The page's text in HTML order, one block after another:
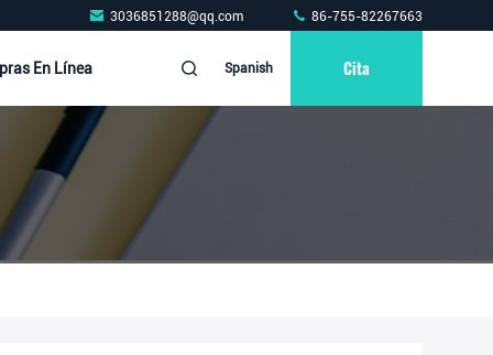
3036851288@qq.com 86-755-82267663
En Línea Spanish Cita